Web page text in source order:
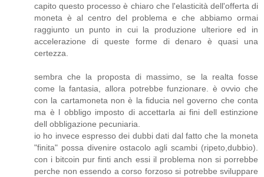
capito questo processo è chiaro che l'elasticità dell'offerta di
moneta è al centro del problema e che abbiamo ormai
raggiunto un punto in cui la produzione ulteriore ed in
accelerazione di queste forme di denaro è quasi una
certezza.
sembra che la proposta di massimo, se la realta fosse
come la fantasia, allora potrebbe funzionare. è ovvio che
con la cartamoneta non è la fiducia nel governo che conta
ma è l obbligo imposto di accettarla ai fini dell estinzione
dell obbligazione pecuniaria.
io ho invece espresso dei dubbi dati dal fatto che la moneta
"finita" possa divenire ostacolo agli scambi (ripeto,dubbio).
con i bitcoin pur finti anch essi il problema non si porrebbe
perche non essendo a corso forzoso si potrebbe sviluppare